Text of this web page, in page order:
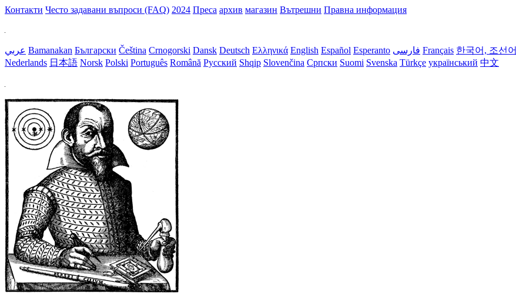
Контакти Често задавани въпроси (FAQ) 2024 Преса архив магазин Вътрешни Правна информация
عربي Bamanakan Български Čeština Crnogorski Dansk Deutsch Ελληνικά English Español Esperanto فارسی Français 한국어, 조선어
Nederlands 日本語 Norsk Polski Português Română Русский Shqip Slovenčina Српски Suomi Svenska Türkçe український 中文